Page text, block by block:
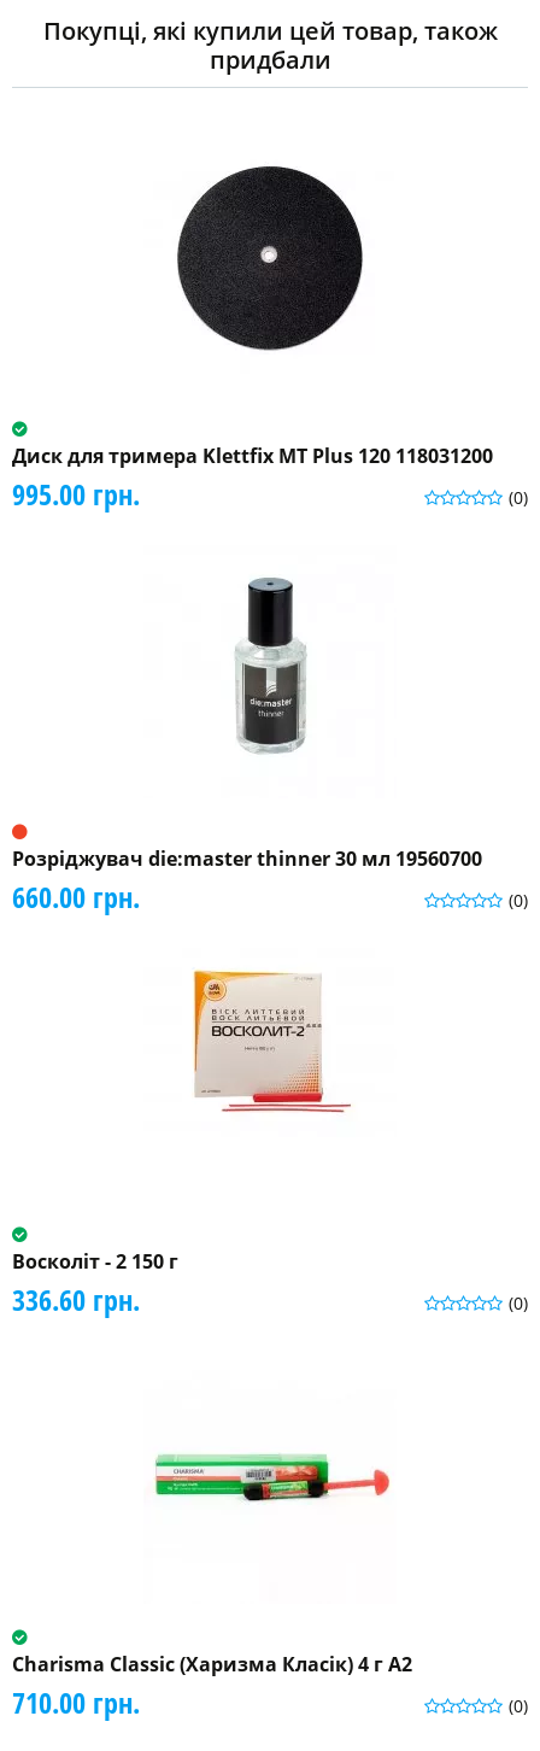
Покупці, які купили цей товар, також
придбали
Диск для тримера Klettfix MT Plus 120 118031200
(0)
995.00 грн.
Розріджувач die:master thinner 30 мл 19560700
(0)
660.00 грн.
Восколіт - 2 150 г
(0)
336.60 грн.
Charisma Classic (Харизма Класік) 4 г A2
(0)
710.00 грн.